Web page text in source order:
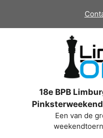
de
18e BPB
Een van de